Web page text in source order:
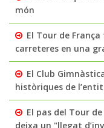
món
El Tour de
carreteres en una
El Club
històriques de
El pas del Tour
deixa un "llegat